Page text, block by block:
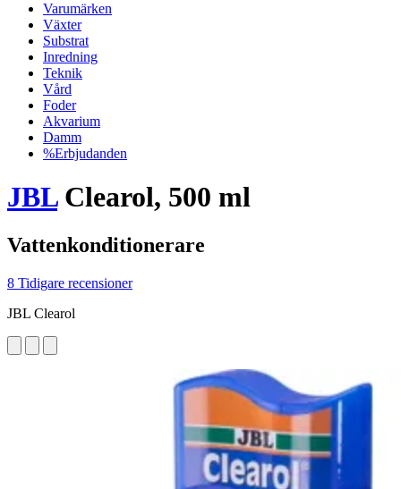
Varumärken
Växter
Substrat
Inredning
Teknik
Vård
Foder
Akvarium
Damm
%Erbjudanden
JBLClearol, 500 ml
Vattenkonditionerare
8 Tidigare recensioner
JBL Clearol